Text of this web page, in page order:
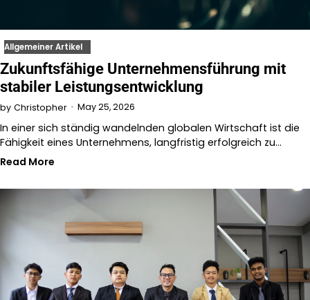
Allgemeiner Artikel
Zukunftsfähige Unternehmensführung mit
stabiler Leistungsentwicklung
by Christopher May 25, 2026
In einer sich ständig wandelnden globalen Wirtschaft ist die
Fähigkeit eines Unternehmens, langfristig erfolgreich zu…
Read More